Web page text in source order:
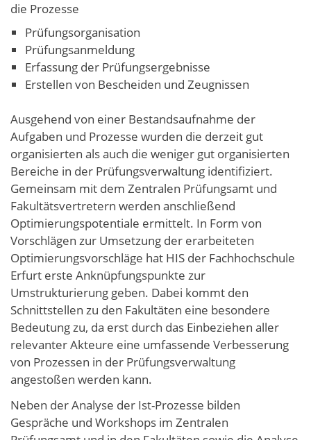
die Prozesse
Prüfungsorganisation
Prüfungsanmeldung
Erfassung der Prüfungsergebnisse
Erstellen von Bescheiden und Zeugnissen
Ausgehend von einer Bestandsaufnahme der
Aufgaben und Prozesse wurden die derzeit gut
organisierten als auch die weniger gut organisierten
Bereiche in der Prüfungsverwaltung identifiziert.
Gemeinsam mit dem Zentralen Prüfungsamt und
Fakultätsvertretern werden anschließend
Optimierungspotentiale ermittelt. In Form von
Vorschlägen zur Umsetzung der erarbeiteten
Optimierungsvorschläge hat HIS der Fachhochschule
Erfurt erste Anknüpfungspunkte zur
Umstrukturierung geben. Dabei kommt den
Schnittstellen zu den Fakultäten eine besondere
Bedeutung zu, da erst durch das Einbeziehen aller
relevanter Akteure eine umfassende Verbesserung
von Prozessen in der Prüfungsverwaltung
angestoßen werden kann.
Neben der Analyse der Ist-Prozesse bilden
Gespräche und Workshops im Zentralen